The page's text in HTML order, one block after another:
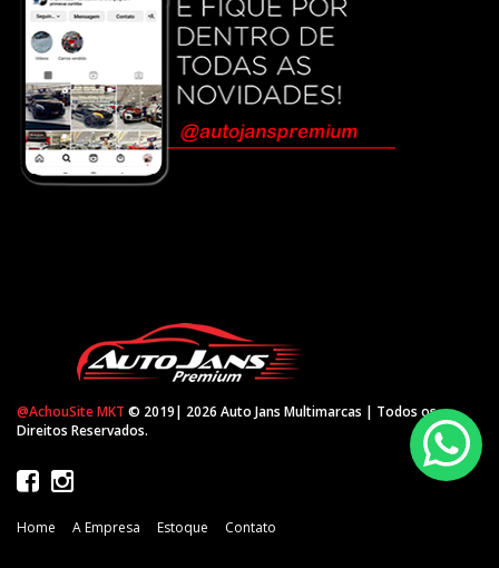
@AchouSite MKT © 2019| 2026 Auto Jans Multimarcas | Todos os
Direitos Reservados.
Home A Empresa Estoque Contato